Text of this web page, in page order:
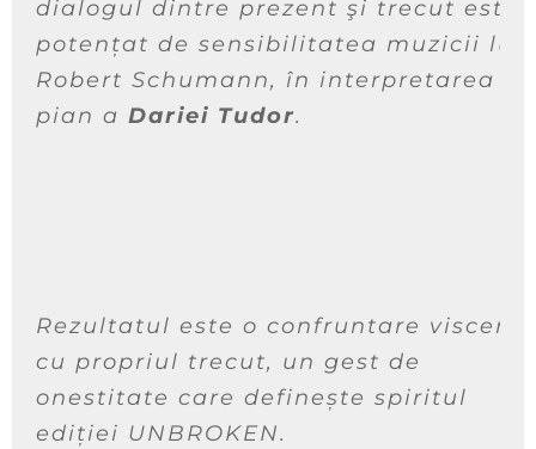
dialogul dintre prezent şi trecut este
potențat de sensibilitatea muzicii lui
Robert Schumann, în interpretarea la
pian a Dariei Tudor.
Rezultatul este o confruntare
cu propriul trecut, un gest de
onestitate care definește spiritul
ediției UNBROKEN.